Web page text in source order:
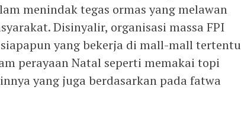
menindak tegas ormas yang melawan
Disinyalir, organisasi massa FPI
yang bekerja di mall-mall tertentu
perayaan Natal seperti memakai topi
yang juga berdasarkan pada fatwa